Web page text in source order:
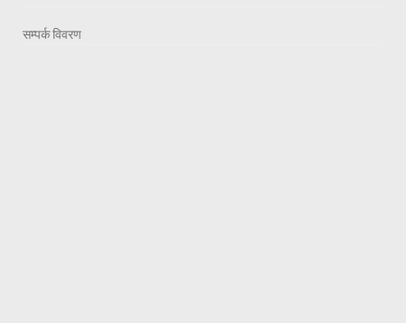
सम्पर्क विवरण